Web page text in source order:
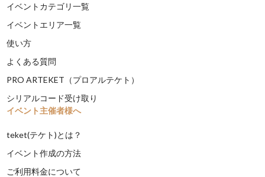
イベントカテゴリ一覧
イベントエリア一覧
使い方
よくある質問
PRO ARTEKET（プロアルテケト）
シリアルコード受け取り
イベント主催者様へ
teket(テケト)とは？
イベント作成の方法
ご利用料金について